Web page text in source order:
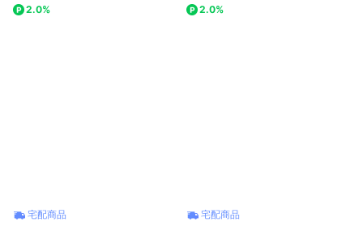
2.0% 2.0%
宅配商品 宅配商品